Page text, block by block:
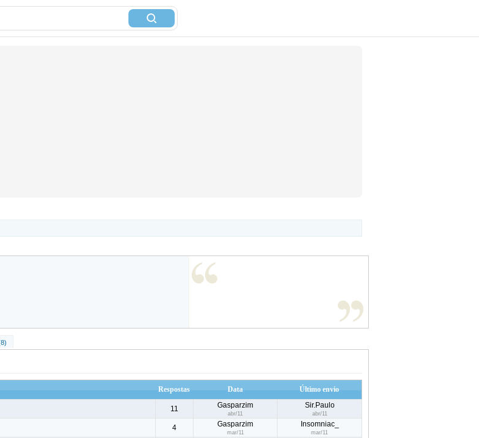
Respostas Data Último envio
11 Gasparzim
abr/11
Sir.Paulo
abr/11
4 Gasparzim
mar/11
Insomniac_
mar/11